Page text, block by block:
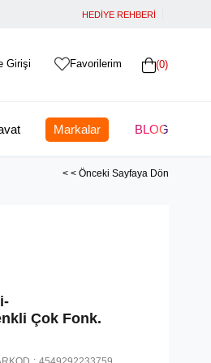
HEDİYE REHBERİ
0
Favorilerim
Girişi
Markalar BLOG
< < Önceki Sayfaya Dön
Çok Fonk.